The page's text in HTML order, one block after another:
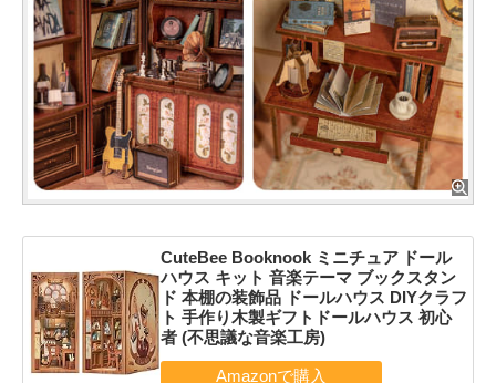
CuteBee Booknook ミニチュア ドール
ハウス キット 音楽テーマ ブックスタン
ド 本棚の装飾品 ドールハウス DIYクラフ
ト 手作り木製ギフトドールハウス 初心
者 (不思議な音楽工房)